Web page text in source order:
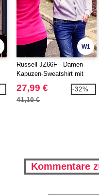
W1
Russell JZ66F - Damen
Kapuzen-Sweatshirt mit
Reißverschluss
27,99 €
41,10 €
-32%
Kommentare